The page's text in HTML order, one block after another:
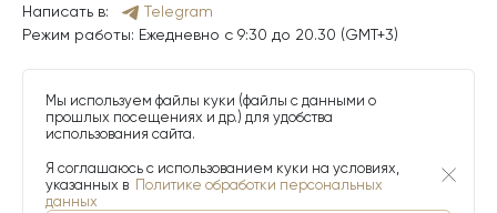
Написать в:
Telegram
Режим работы: Ежедневно с 9:30 до 20.30 (GMT+3)
Мы используем файлы куки (файлы с данными о
прошлых посещениях и др.) для удобства
использования сайта.
Я соглашаюсь с использованием куки на условиях,
указанных в Политике обработки персональных
данных